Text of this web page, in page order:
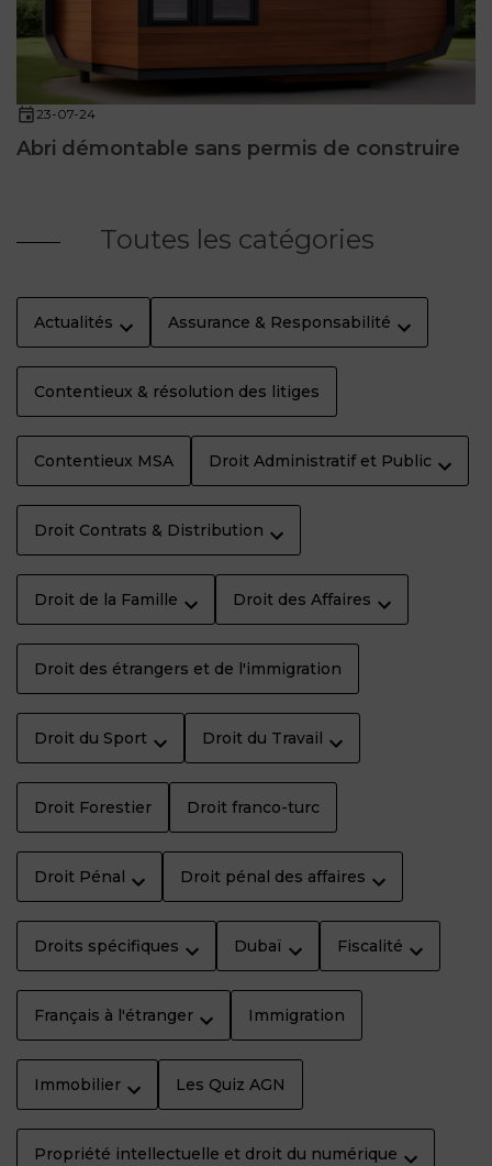
23-07-24
Abri démontable sans permis de construire
Toutes les catégories
Actualités Assurance & Responsabilité
Contentieux & résolution des litiges
Contentieux MSA Droit Administratif et Public
Droit Contrats & Distribution
Droit de la Famille Droit des Affaires
Droit des étrangers et de l'immigration
Droit du Sport Droit du Travail
Droit Forestier Droit franco-turc
Droit Pénal Droit pénal des affaires
Droits spécifiques Dubaï Fiscalité
Français à l'étranger Immigration
Immobilier Les Quiz AGN
Propriété intellectuelle et droit du numérique